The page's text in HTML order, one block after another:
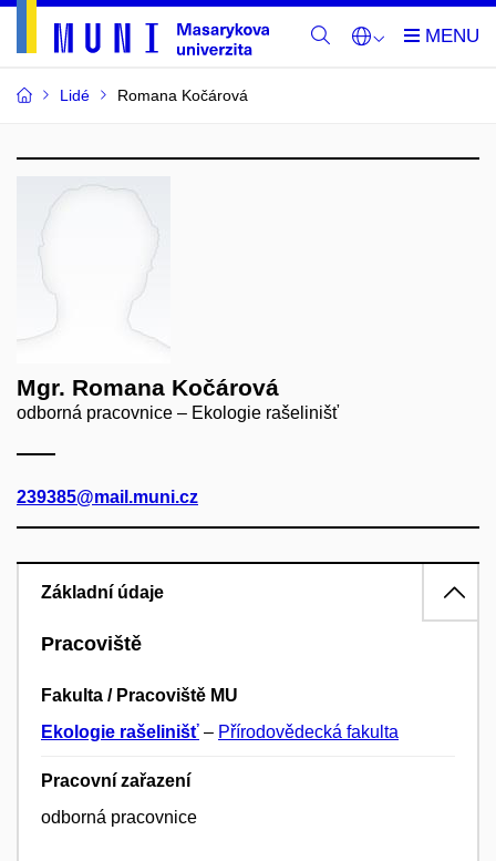
Lidé Romana Kočárová
Mgr. Romana Kočárová
odborná pracovnice – Ekologie rašelinišť
239385@mail.muni.cz
Základní údaje
Pracoviště
Fakulta / Pracoviště MU
Ekologie rašelinišť – Přírodovědecká fakulta
Pracovní zařazení
odborná pracovnice